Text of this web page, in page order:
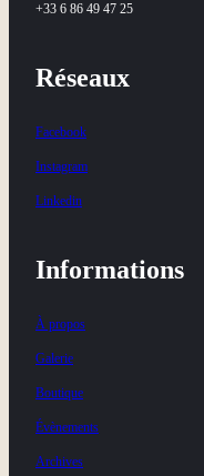
+33 6 86 49 47 25
Réseaux
Facebook
Instagram
Linkedin
Informations
À propos
Galerie
Boutique
Évènements
Archives